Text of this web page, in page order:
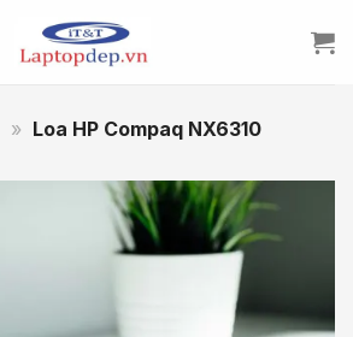
» Loa HP Compaq NX6310